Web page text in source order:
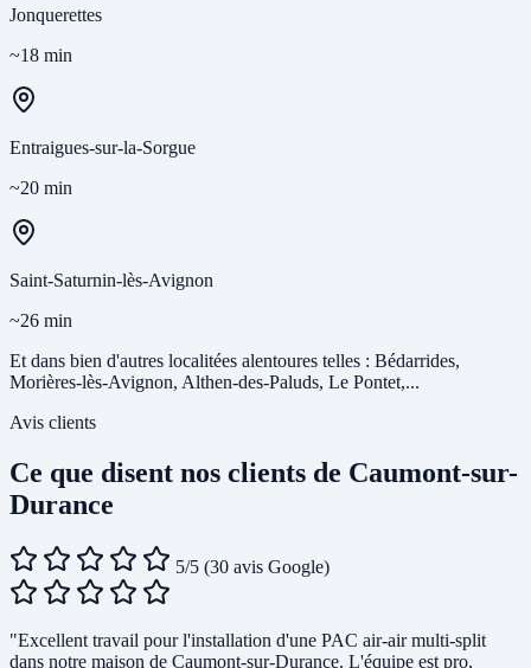
Jonquerettes
~18 min
Entraigues-sur-la-Sorgue
~20 min
Saint-Saturnin-lès-Avignon
~26 min
Et dans bien d'autres localitées alentoures telles : Bédarrides,
Morières-lès-Avignon, Althen-des-Paluds, Le Pontet,...
Avis clients
Ce que disent nos clients de Caumont-sur-
Durance
5/5 (30 avis Google)
"Excellent travail pour l'installation d'une PAC air-air multi-split
dans notre maison de Caumont-sur-Durance. L'équipe est pro,